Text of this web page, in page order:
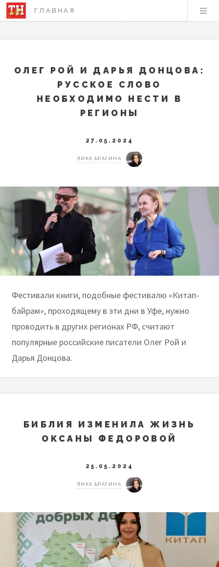
ГЛАВНАЯ
ОЛЕГ РОЙ И ДАРЬЯ ДОНЦОВА:
РУССКОЕ СЛОВО
НЕОБХОДИМО НЕСТИ В
РЕГИОНЫ
27.05.2024
ЛИКА БРАГИНА
Фестивали книги, подобные фестивалю «Китап-
байрам», проходящему в эти дни в Уфе, нужно
проводить в других регионах РФ, считают
популярные российские писатели Олег Рой и
Дарья Донцова.
БИБЛИЯ ИЗМЕНИЛА ЖИЗНЬ
ОКСАНЫ ФЕДОРОВОЙ
25.05.2024
ЛИКА БРАГИНА